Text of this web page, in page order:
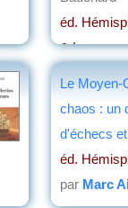
éd.
& Larose
Le Moyen-
chaos : un
d'échecs
éd.
par Marc